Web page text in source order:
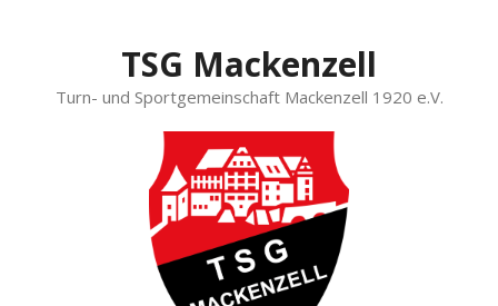
TSG Mackenzell
Turn- und Sportgemeinschaft Mackenzell 1920 e.V.